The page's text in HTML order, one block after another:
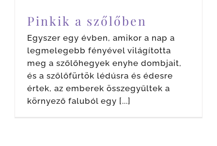
Pinkik a szőlőben
Egyszer egy évben, amikor a nap a
legmelegebb fényével világította
meg a szőlőhegyek enyhe dombjait,
és a szőlőfürtök lédúsra és édesre
értek, az emberek összegyűltek a
környező faluból egy [...]